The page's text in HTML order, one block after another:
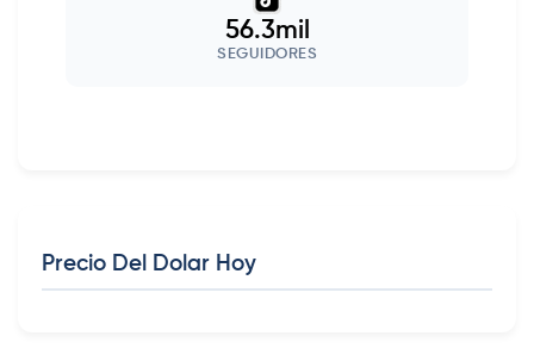
56.3mil
SEGUIDORES
Precio Del Dolar Hoy